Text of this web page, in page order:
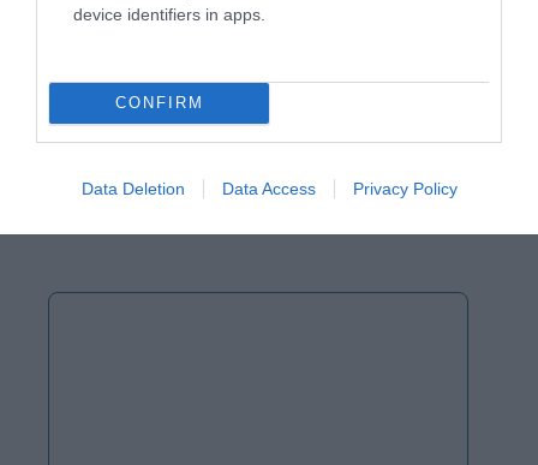
device identifiers in apps.
CONFIRM
Data Deletion Data Access Privacy Policy